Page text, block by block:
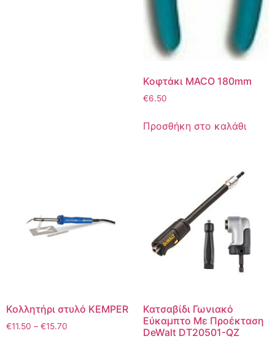
Κοφτάκι MACO 180mm
€6.50
Προσθήκη στο καλάθι
Κολλητήρι στυλό KEMPER
€11.50 – €15.70
Κατσαβίδι Γωνιακό
Εύκαμπτο Με Προέκταση
DeWalt DT20501-QZ